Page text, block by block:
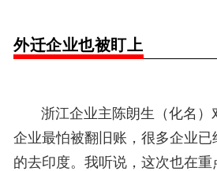
外迁企业也被盯上
浙江企业主陈朗生（化名）
企业最怕被翻旧账，很多企业
的去印度。我听说，这次也在重